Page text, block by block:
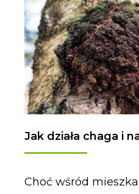
Jak działa chaga i
Choć wśród